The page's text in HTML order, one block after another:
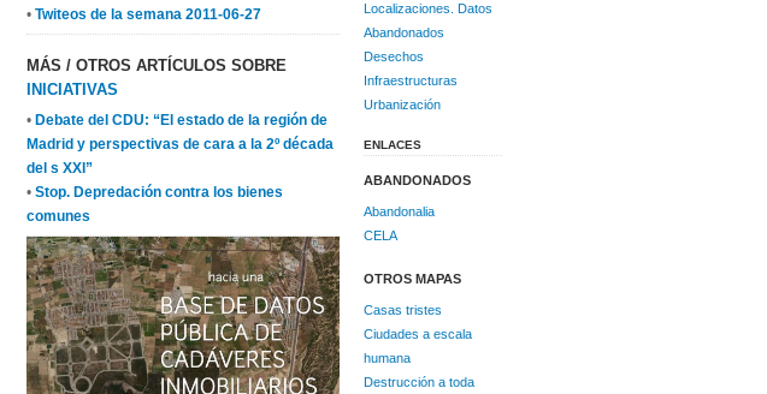
• Twiteos de la semana 2011-06-27
MÁS / OTROS ARTÍCULOS SOBRE
INICIATIVAS
• Debate del CDU: “El estado de la región de
Madrid y perspectivas de cara a la 2º década
del s XXI”
• Stop. Depredación contra los bienes
comunes
Localizaciones. Datos
Abandonados
Desechos
Infraestructuras
Urbanización
ENLACES
ABANDONADOS
Abandonalia
CELA
OTROS MAPAS
Casas tristes
Ciudades a escala
humana
Destrucción a toda